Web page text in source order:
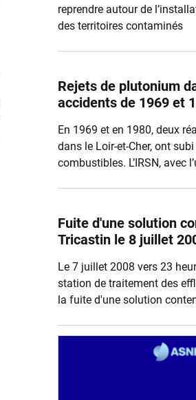
reprendre autour de
des territoires contaminés
Rejets de plutonium
accidents de 1969 et
En 1969 et en 1980, deux
dans le Loir-et-Cher, ont
combustibles. L’IRSN, avec
Fuite d'une solution
Tricastin le 8 juillet
Le 7 juillet 2008 vers 23
station de traitement des
la fuite d'une solution